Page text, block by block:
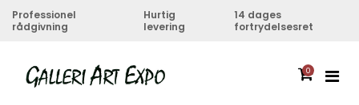
Professionel
rådgivning
Hurtig
levering
14 dages
fortrydelsesret
0